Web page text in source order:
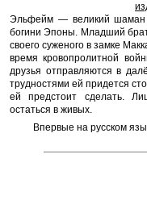
Эльфейм — великий шаман
богини Эпоны. Младший
своего суженого в замке
время кровопролитной
друзья отправляются в
трудностями ей придется
ей предстоит сделать.
остаться в живых.
Впервые на русском